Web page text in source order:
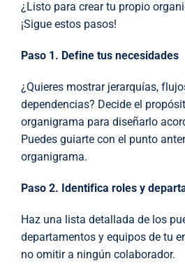
¿Listo para crear tu propio
¡Sigue estos pasos!
Paso 1. Define tus necesidades
¿Quieres mostrar jerarquías,
dependencias? Decide el
organigrama para diseñarlo
Puedes guiarte con el punto
organigrama.
Paso 2. Identifica roles y
Haz una lista detallada de los
departamentos y equipos de tu
no omitir a ningún colaborador.